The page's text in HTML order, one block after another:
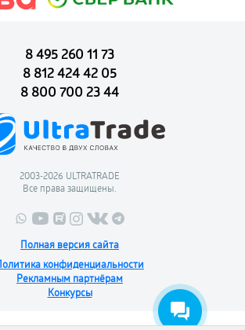
8 495 260 11 73
8 812 424 42 05
8 800 700 23 44
2003-2026 ULTRATRADE
Все права защищены.
Полная версия сайта
конфиденциальности
Рекламным партнёрам
Конкурсы